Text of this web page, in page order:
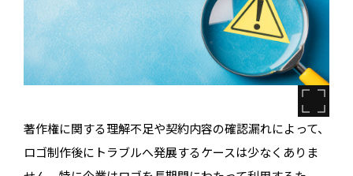
著作権に関する理解不足や契約内容の確認漏れによって、
ロゴ制作後にトラブルへ発展するケースは少なくありま